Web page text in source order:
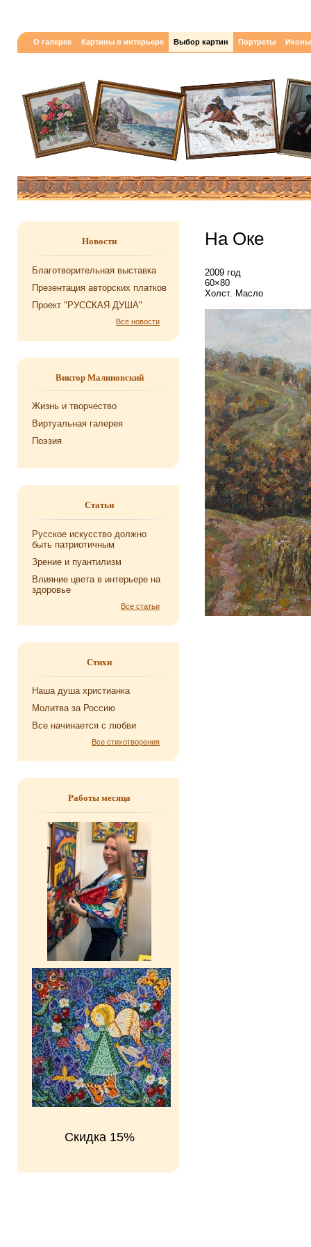
О галерее Картины в интерьере Выбор картин Портреты Иконы
Новости
Благотворительная выставка
Презентация авторских платков
Проект "РУССКАЯ ДУША"
Все новости
Виктор Малиновский
Жизнь и творчество
Виртуальная галерея
Поэзия
Статьи
Русское искусство должно
быть патриотичным
Зрение и пуантилизм
Влияние цвета в интерьере на
здоровье
Все статьи
Стихи
Наша душа хри­сти­ан­ка
Мо­лит­ва за Рос­сию
Все на­чи­на­ет­ся с любви
Все стихотворения
Работы месяца
Скидка 15%
На Оке
2009 год
60×80
Холст. Масло